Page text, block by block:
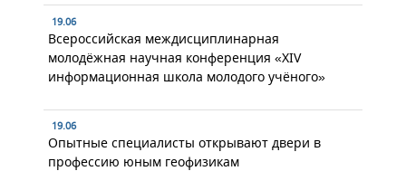
19.06
Всероссийская междисциплинарная
молодёжная научная конференция «XIV
информационная школа молодого учёного»
19.06
Опытные специалисты открывают двери в
профессию юным геофизикам